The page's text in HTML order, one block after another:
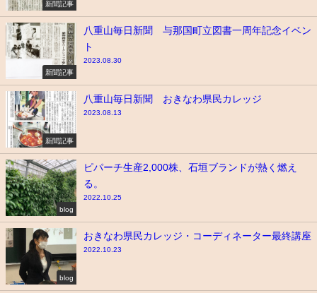
新聞記事
新聞記事
八重山毎日新聞 与那国町立図書一周年記念イベン
ト
2023.08.30
新聞記事
八重山毎日新聞 おきなわ県民カレッジ
2023.08.13
blog
ピパーチ生産2,000株、石垣ブランドが熱く燃え
る。
2022.10.25
blog
おきなわ県民カレッジ・コーディネーター最終講座
2022.10.23